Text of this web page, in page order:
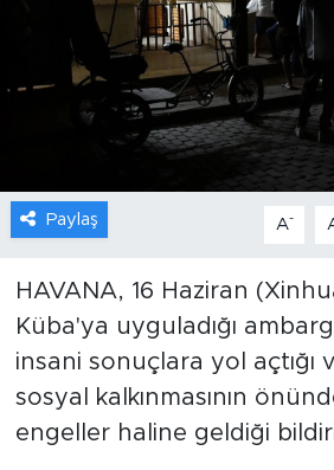
Paylaş A-
HAVANA, 16 Haziran
Küba'ya uyguladığı
insani sonuçlara yol açtığı
sosyal kalkınmasının
engeller haline geldiği
Gündem
Video
Sağlık
Foto Haber
Xinhua Türkiye
Seyahat